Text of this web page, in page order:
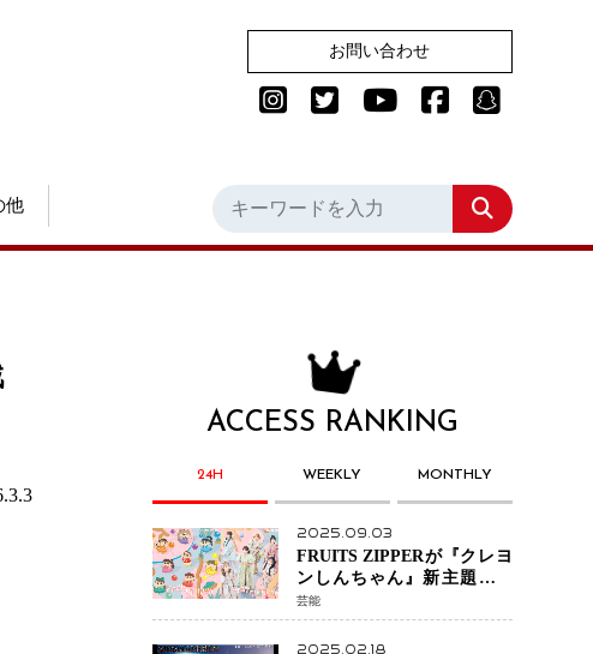
お問い合わせ
他
ACCESS RANKING
24H WEEKLY MONTHLY
2025.09.03
FRUITS ZIPPERが『クレヨ
ンしんちゃん』新主題歌を
担当
芸能
2025.02.18